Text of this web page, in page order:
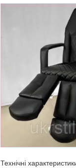
Технічні